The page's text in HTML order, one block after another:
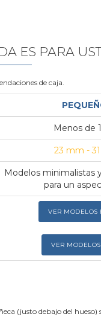
ES PARA
de caja.
Menos de
23 mm -
Modelos minimalistas
para un
VER MODELOS
VER
(justo debajo del